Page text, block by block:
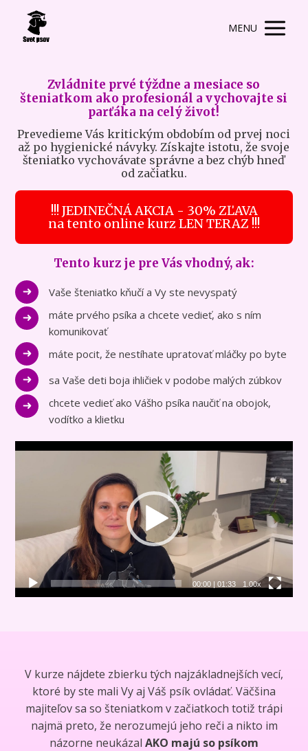
MENU
Zvládnite prvé týždne a mesiace so
šteniatkom ako profesionál a vychovajte si
parťáka na celý život!
Prevedieme Vás kritickým obdobím od prvej noci
až po hygienické návyky. Získajte istotu, že svoje
šteniatko vychovávate správne a bez chýb hneď
od začiatku.
!!! JEDINEČNÁ AKCIA - 30% ZĽAVA
na tento online kurz LEN TERAZ !!!
Tento kurz je pre Vás vhodný, ak:
Vaše šteniatko kňučí a Vy ste nevyspatý
máte prvého psíka a chcete vedieť, ako s ním
komunikovať
máte pocit, že nestíhate upratovať mláčky po byte
sa Vaše deti boja ihličiek v podobe malých zúbkov
chcete vedieť ako Vášho psíka naučiť na obojok,
vodítko a klietku
Video
00:00| 01:33 1.00x
V kurze nájdete zbierku tých najzákladnejších vecí,
ktoré by ste mali Vy aj Váš psík ovládať. Väčšina
majiteľov sa so šteniatkom v začiatkoch totiž trápi
najmä preto, že nerozumejú jeho reči a nikto im
názorne neukázal AKO majú so psíkom